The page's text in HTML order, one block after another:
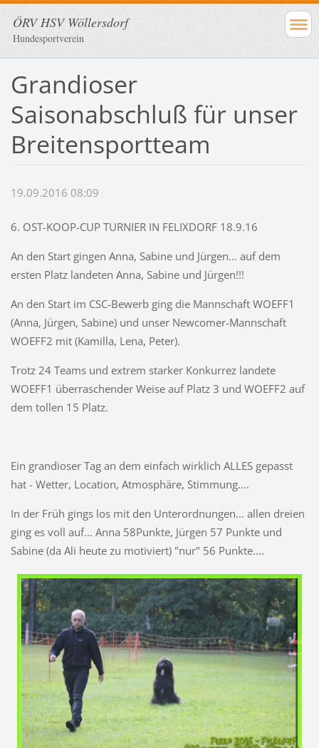
ÖRV HSV Wöllersdorf
Hundesportverein
Grandioser
Saisonabschluß für unser
Breitensportteam
19.09.2016 08:09
6. OST-KOOP-CUP TURNIER IN FELIXDORF 18.9.16
An den Start gingen Anna, Sabine und Jürgen... auf dem
ersten Platz landeten Anna, Sabine und Jürgen!!!
An den Start im CSC-Bewerb ging die Mannschaft WOEFF1
(Anna, Jürgen, Sabine) und unser Newcomer-Mannschaft
WOEFF2 mit (Kamilla, Lena, Peter).
Trotz 24 Teams und extrem starker Konkurrez landete
WOEFF1 überraschender Weise auf Platz 3 und WOEFF2 auf
dem tollen 15 Platz.
Ein grandioser Tag an dem einfach wirklich ALLES gepasst
hat - Wetter, Location, Atmosphäre, Stimmung....
In der Früh gings los mit den Unterordnungen... allen dreien
ging es voll auf... Anna 58Punkte, Jürgen 57 Punkte und
Sabine (da Ali heute zu motiviert) "nur" 56 Punkte....